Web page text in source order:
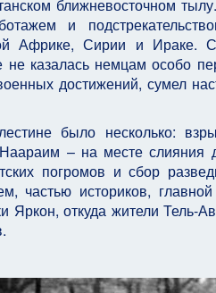
ближневосточном
и
Африке, Сирии и Ираке. С
казалась немцам особо
достижений, сумел
было несколько:
Наараим – на месте
погромов и сбор
частью историков,
Яркон, откуда жители Тель-